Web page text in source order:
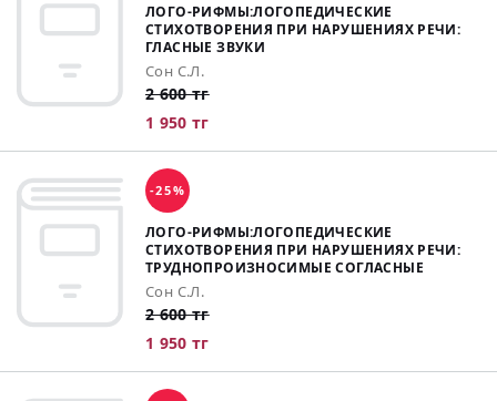
ЛОГО-РИФМЫ:ЛОГОПЕДИЧЕСКИЕ
СТИХОТВОРЕНИЯ ПРИ НАРУШЕНИЯХ РЕЧИ:
ГЛАСНЫЕ ЗВУКИ
Сон С.Л.
2 600 тг
1 950 тг
-25%
ЛОГО-РИФМЫ:ЛОГОПЕДИЧЕСКИЕ
СТИХОТВОРЕНИЯ ПРИ НАРУШЕНИЯХ РЕЧИ:
ТРУДНОПРОИЗНОСИМЫЕ СОГЛАСНЫЕ
Сон С.Л.
2 600 тг
1 950 тг